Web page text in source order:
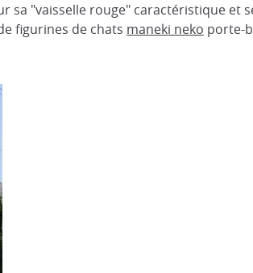
sa "vaisselle rouge" caractéristique et
figurines de chats maneki neko porte-